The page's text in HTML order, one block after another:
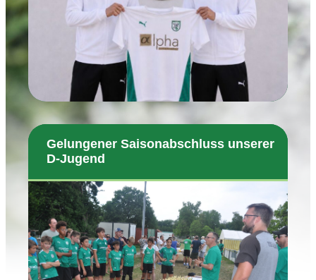
Gelungener Saisonabschluss unserer
D-Jugend